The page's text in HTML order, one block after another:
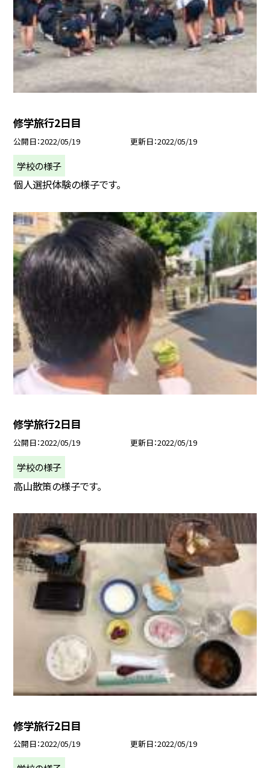
修学旅行2日目
公開日 2022/05/19 更新日 2022/05/19
学校の様子
個人選択体験の様子です。
修学旅行2日目
公開日 2022/05/19 更新日 2022/05/19
学校の様子
高山散策の様子です。
修学旅行2日目
公開日 2022/05/19 更新日 2022/05/19